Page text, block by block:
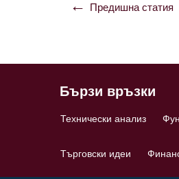
Навигация
Предишна статия
Бързи връзки
Технически анализ
Търговски идеи